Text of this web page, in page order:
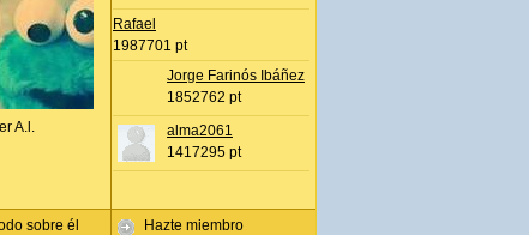
A.l.
sobre él
Rafael
1987701 pt
Jorge Farinós Ibáñez
1852762 pt
alma2061
1417295 pt
Hazte miembro